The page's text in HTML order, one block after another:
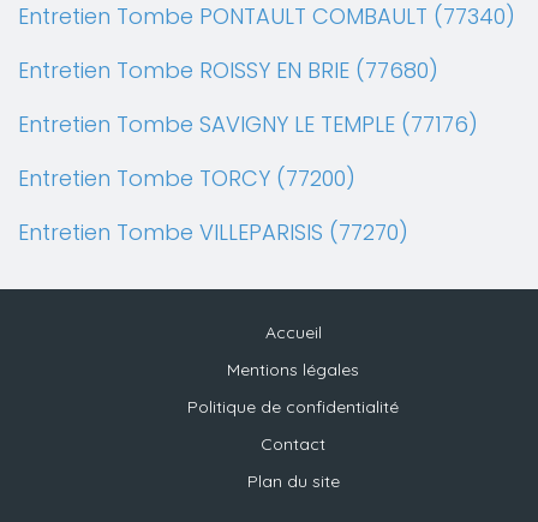
Entretien Tombe PONTAULT COMBAULT (77340)
Entretien Tombe ROISSY EN BRIE (77680)
Entretien Tombe SAVIGNY LE TEMPLE (77176)
Entretien Tombe TORCY (77200)
Entretien Tombe VILLEPARISIS (77270)
Accueil
Mentions légales
Politique de confidentialité
Contact
Plan du site